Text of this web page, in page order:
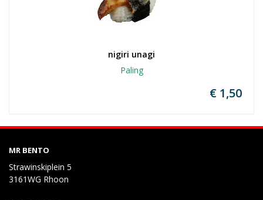
nigiri unagi
Paling
€ 1,50
MR BENTO
Strawinskiplein 5
3161WG Rhoon